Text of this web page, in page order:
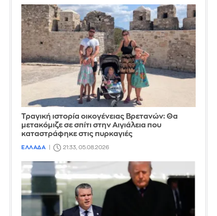
Τραγική ιστορία οικογένειας Βρετανών: Θα
μετακόμιζε σε σπίτι στην Αιγιάλεια που
καταστράφηκε στις πυρκαγιές
ΕΛΛΑΔΑ 21:33, 05.08.2026